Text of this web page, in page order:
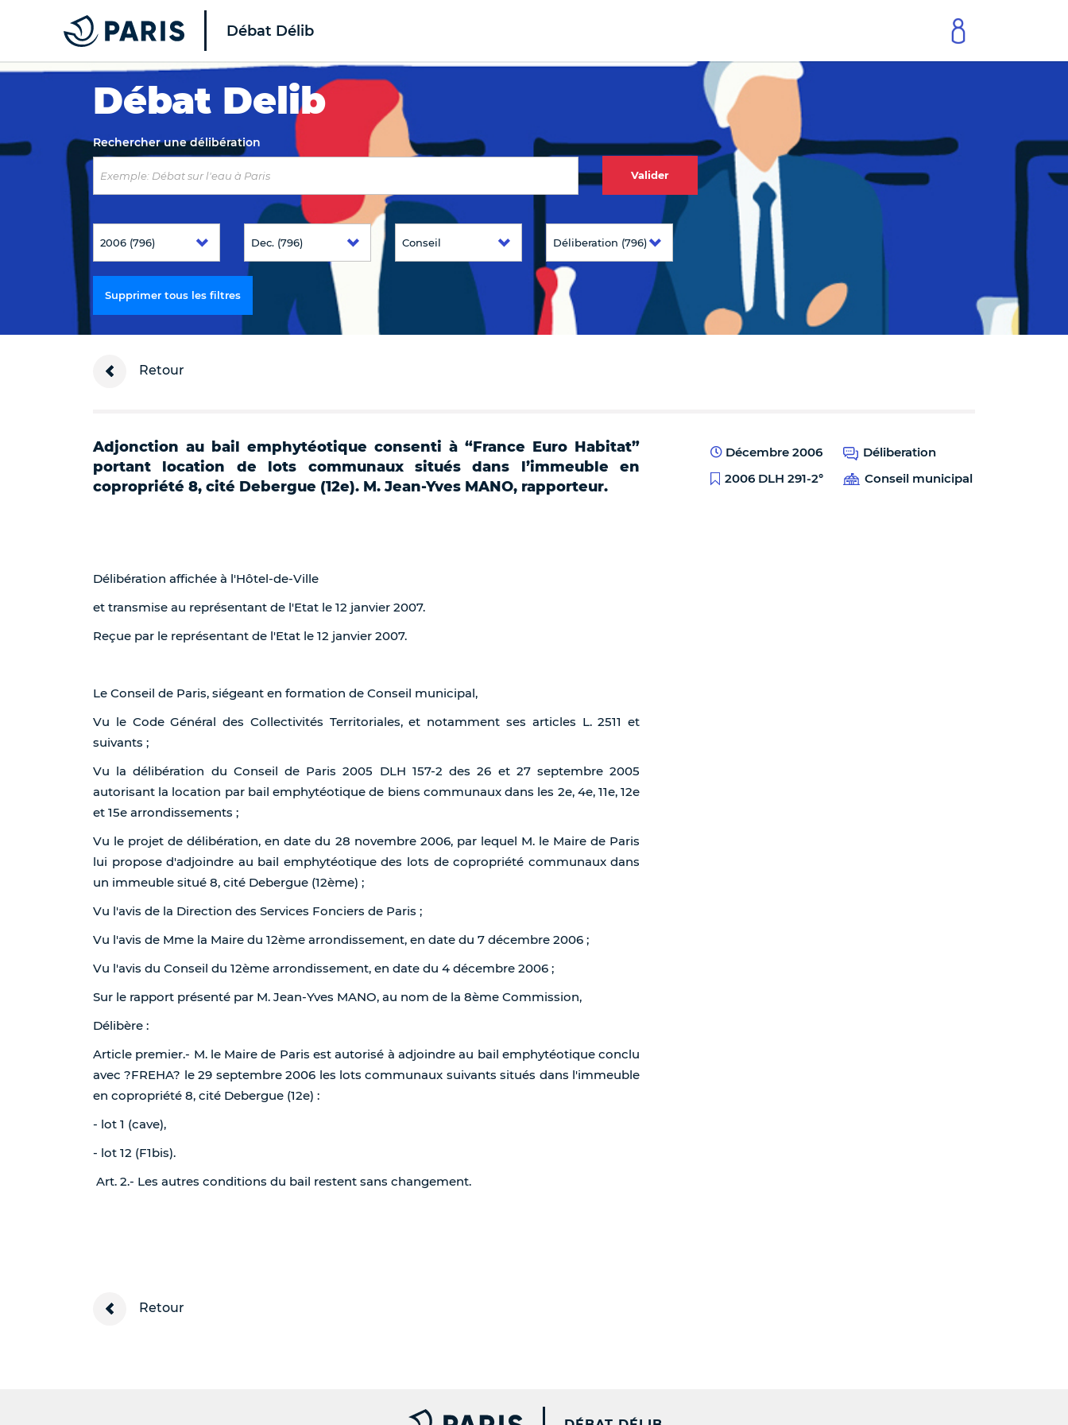
Top of the page
Débat Délib
Débat Delib
Rechercher une délibération
Valider
Supprimer tous les filtres
Retour
Adjonction au bail emphytéotique consenti à “France Euro Habitat”
portant location de lots communaux situés dans l’immeuble en
copropriété 8, cité Debergue (12e). M. Jean-Yves MANO, rapporteur.
Délibération affichée à l'Hôtel-de-Ville
et transmise au représentant de l'Etat le 12 janvier 2007.
Reçue par le représentant de l'Etat le 12 janvier 2007.
Le Conseil de Paris, siégeant en formation de Conseil municipal,
Vu le Code Général des Collectivités Territoriales, et notamment ses articles L. 2511 et
suivants ;
Vu la délibération du Conseil de Paris 2005 DLH 157-2 des 26 et 27 septembre 2005
autorisant la location par bail emphytéotique de biens communaux dans les 2e, 4e, 11e, 12e
et 15e arrondissements ;
Vu le projet de délibération, en date du 28 novembre 2006, par lequel M. le Maire de Paris
lui propose d'adjoindre au bail emphytéotique des lots de copropriété communaux dans
un immeuble situé 8, cité Debergue (12ème) ;
Vu l'avis de la Direction des Services Fonciers de Paris ;
Vu l'avis de Mme la Maire du 12ème arrondissement, en date du 7 décembre 2006 ;
Vu l'avis du Conseil du 12ème arrondissement, en date du 4 décembre 2006 ;
Sur le rapport présenté par M. Jean-Yves MANO, au nom de la 8ème Commission,
Délibère :
Article premier.- M. le Maire de Paris est autorisé à adjoindre au bail emphytéotique conclu
avec ?FREHA? le 29 septembre 2006 les lots communaux suivants situés dans l'immeuble
en copropriété 8, cité Debergue (12e) :
- lot 1 (cave),
- lot 12 (F1bis).
Art. 2.- Les autres conditions du bail restent sans changement.
Décembre 2006
Déliberation
2006 DLH 291-2°
Conseil municipal
Retour
PARIS.FR [NEW WINDOW]